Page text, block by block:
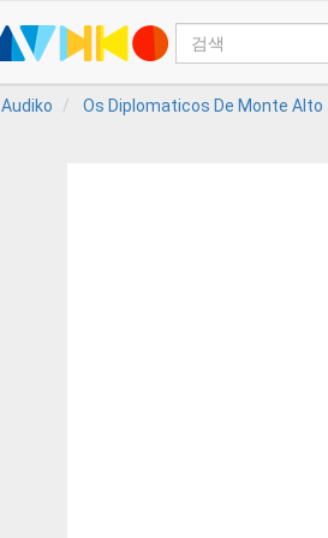
Audiko Os Diplomaticos De Monte Alto